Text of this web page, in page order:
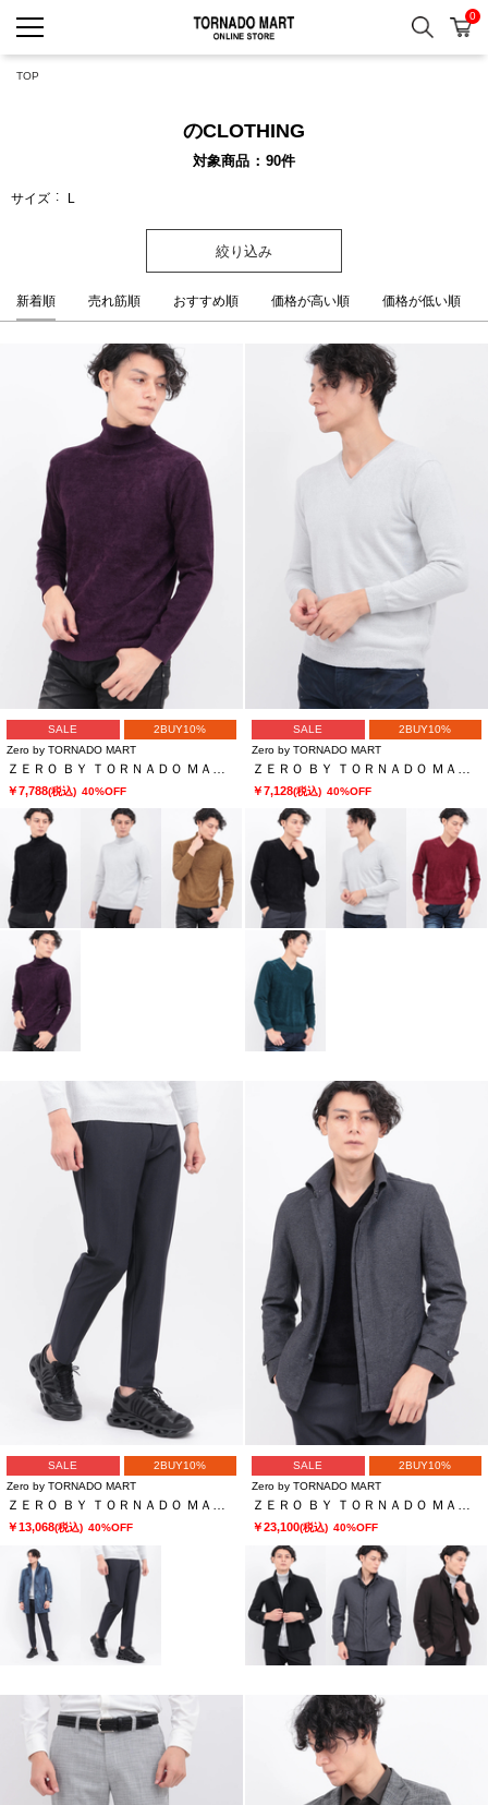
検索 カ
0
TOP
のCLOTHING
対象商品 90件
サイズ L
絞り込み
新着順 売れ筋順 おすすめ順 価格が高い順 価格が低い順
SALE
2BUY10%
Zero by TORNADO MART
￥7,788(税込) 40%OFF
SALE
2BUY10%
Zero by TORNADO MART
￥7,128(税込) 40%OFF
SALE
2BUY10%
Zero by TORNADO MART
ＺＥＲＯ ＢＹ ＴＯＲＮＡＤＯ ＭＡＲＴ∴トリコットデニムライクパンツ
￥13,068(税込) 40%OFF
SALE
2BUY10%
Zero by TORNADO MART
ＺＥＲＯ ＢＹ ＴＯＲＮＡＤＯ ＭＡＲＴ∴カチオンツイルカエシエリライナーツキジャケット
￥23,100(税込) 40%OFF